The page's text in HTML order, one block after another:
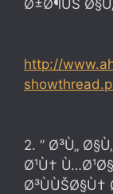
Ø±Ø¶ÙŠ
http://
2. ” Ø³Ù„
Ø¹Ù†
Ø³ÙÙŠØ§Ù†